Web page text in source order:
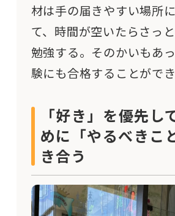
材は手の届きやすい場所
て、時間が空いたらさっ
勉強する。そのかいもあ
験にも合格することができ
「好き」を優先し
めに「やるべきこ
き合う